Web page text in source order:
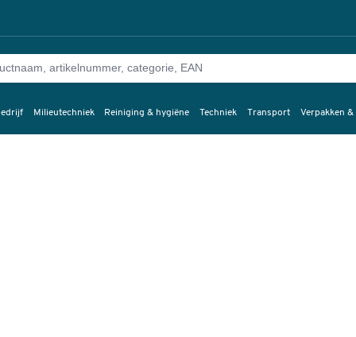
Milieutechniek Reiniging & hygiëne Techniek Transport Verpakken &